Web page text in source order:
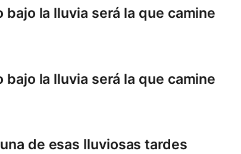
la lluvia será la que camine
la lluvia será la que camine
de esas lluviosas tardes